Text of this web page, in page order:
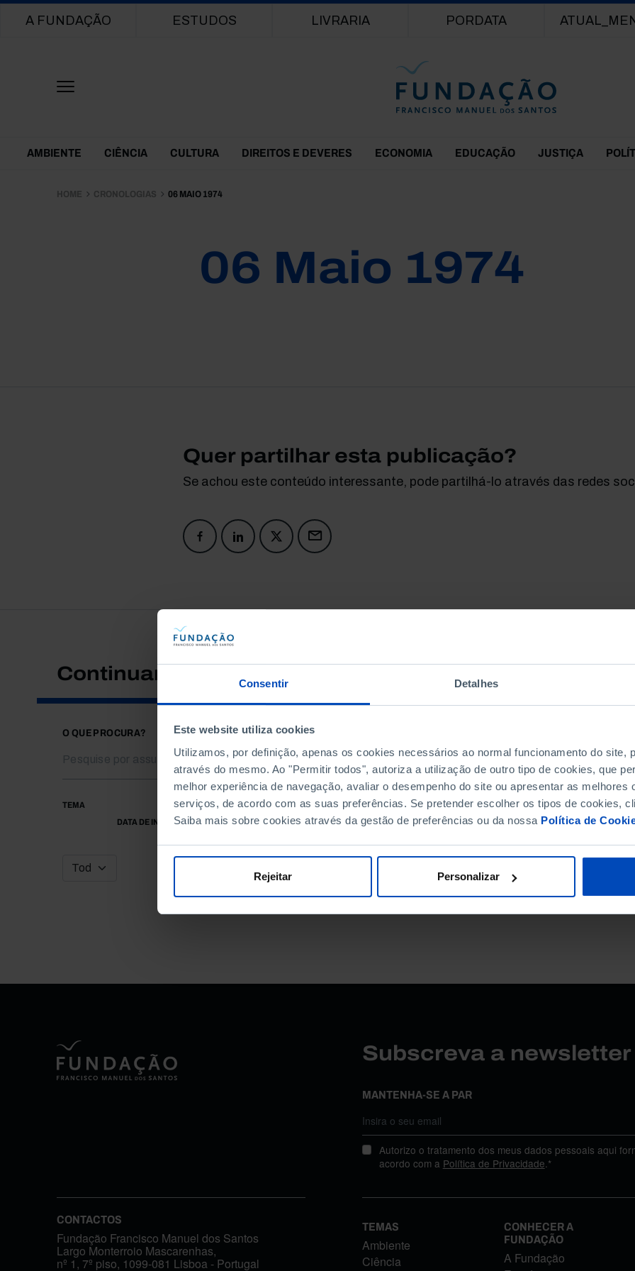
Consentir Detalhes
Este website utiliza cookies
Utilizamos, por definição, apenas os cookies necessários ao normal funcionamento do site,
através do mesmo. Ao "Permitir todos", autoriza a utilização de outro tipo de cookies, que
melhor experiência de navegação, avaliar o desempenho do site ou apresentar as melhores
serviços, de acordo com as suas preferências. Se pretender escolher os tipos de cookies,
Saiba mais sobre cookies através da gestão de preferências ou da nossa Política de
Rejeitar Personalizar
Main navigation
A FUNDAÇÃO ESTUDOS LIVRARIA PORDATA
Themes Menu
AMBIENTE CIÊNCIA CULTURA DIREITOS E DEVERES ECONOMIA EDUCAÇÃO JUSTIÇA
HOME CRONOLOGIAS 06 MAIO 1974
06 Maio 1974
Quer partilhar esta publicação?
Se achou este conteúdo interessante, pode partilhá-lo através das redes
Continuar a pesquisar
O QUE PROCURA?
TEMA
DATA DE INÍCIO
DATA DE FIM
Subscreva a
MANTENHA-SE A PAR
Autorizo o tratamento dos meus dados pessoais aqui
acordo com a Política de Privacidade.*
CONTACTOS
Fundação Francisco Manuel dos Santos
Largo Monterroio Mascarenhas,
nº 1, 7º piso, 1099-081 Lisboa - Portugal
TEMAS
Ambiente
Ciência
CONHECER A
FUNDAÇÃO
A Fundação